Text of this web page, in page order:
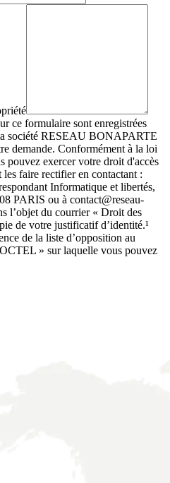
ce formulaire sont enregistrées
société RESEAU BONAPARTE
demande. Conformément à la loi
pouvez exercer votre droit d'accès
faire rectifier en contactant :
Informatique et libertés,
PARIS ou à contact@reseau-
l’objet du courrier « Droit des
de votre justificatif d’identité.¹
de la liste d’opposition au
» sur laquelle vous pouvez